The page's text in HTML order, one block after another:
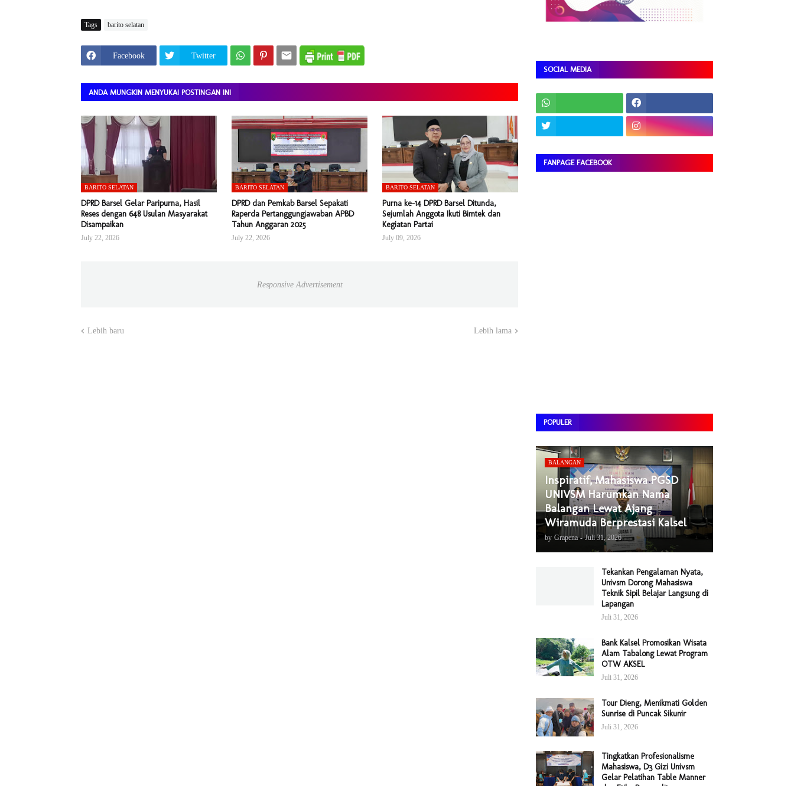
Tags barito selatan
Facebook Twitter
ANDA MUNGKIN MENYUKAI POSTINGAN INI
BARITO SELATAN
DPRD Barsel Gelar Paripurna, Hasil
Reses dengan 648 Usulan Masyarakat
Disampaikan
July 22, 2026
BARITO SELATAN
DPRD dan Pemkab Barsel Sepakati
Raperda Pertanggungjawaban APBD
Tahun Anggaran 2025
July 22, 2026
BARITO SELATAN
Purna ke-14 DPRD Barsel Ditunda,
Sejumlah Anggota Ikuti Bimtek dan
Kegiatan Partai
July 09, 2026
Responsive Advertisement
Lebih baru Lebih lama
SOCIAL MEDIA
FANPAGE FACEBOOK
POPULER
BALANGAN
Inspiratif, Mahasiswa PGSD
UNIVSM Harumkan Nama
Balangan Lewat Ajang
Wiramuda Berprestasi Kalsel
by Grapena - Juli 31, 2026
Tekankan Pengalaman Nyata,
Univsm Dorong Mahasiswa
Teknik Sipil Belajar Langsung di
Lapangan
Juli 31, 2026
Bank Kalsel Promosikan Wisata
Alam Tabalong Lewat Program
OTW AKSEL
Juli 31, 2026
Tour Dieng, Menikmati Golden
Sunrise di Puncak Sikunir
Juli 31, 2026
Tingkatkan Profesionalisme
Mahasiswa, D3 Gizi Univsm
Gelar Pelatihan Table Manner